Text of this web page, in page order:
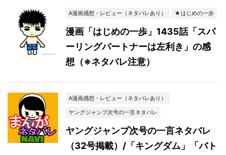
A漫画感想・レビュー（ネタバレあり） ★はじめの一歩
漫画「はじめの一歩」1435話「スパ
ーリングパートナーは左利き」の感
想（※ネタバレ注意）
A漫画感想・レビュー（ネタバレあり）
ヤングジャンプ次号の一言ネタバレ
ヤングジャンプ次号の一言ネタバレ
（32号掲載）/「キングダム」「バト